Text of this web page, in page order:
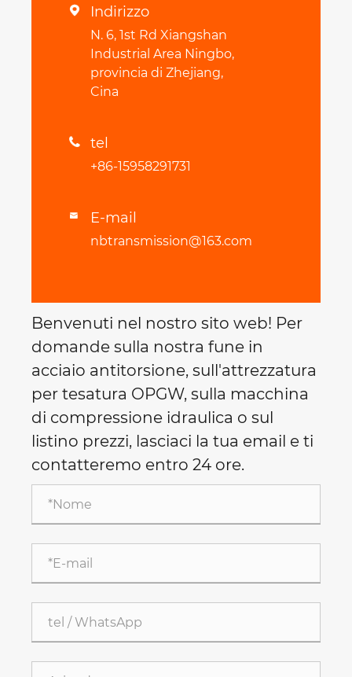
 Indirizzo
N. 6, 1st Rd Xiangshan
Industrial Area Ningbo,
provincia di Zhejiang,
Cina
 tel
+86-15958291731
 E-mail
nbtransmission@163.com
Benvenuti nel nostro sito web! Per
domande sulla nostra fune in
acciaio antitorsione, sull'attrezzatura
per tesatura OPGW, sulla macchina
di compressione idraulica o sul
listino prezzi, lasciaci la tua email e ti
contatteremo entro 24 ore.